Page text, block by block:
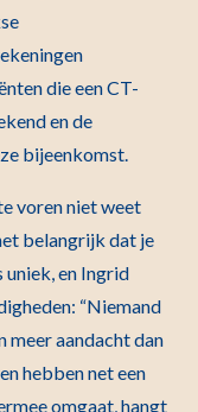
die een CT-
en de
bijeenkomst.
voren niet weet
belangrijk dat je
en Ingrid
“Niemand
meer aandacht dan
hebben net een
omgaat, hangt